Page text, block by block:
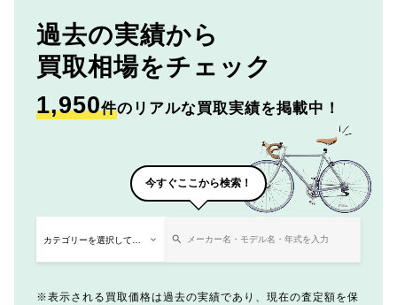
過去の実績から
買取相場をチェック
1,950件のリアルな買取実績を掲載中！
今すぐここから検索！
表示される買取価格は過去の実績であり、現在の査定額を保